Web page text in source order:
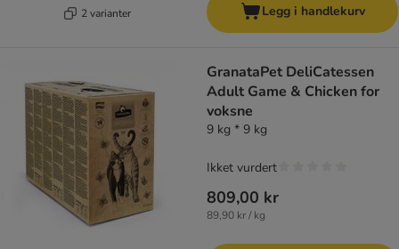
2 varianter Legg i handlekurv
GranataPet DeliCatessen
Adult Game & Chicken for
voksne
9 kg * 9 kg
809,00 kr
89,90 kr / kg
Ikket vurdert